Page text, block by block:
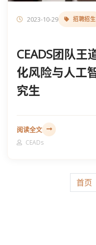
2023-10-29 招聘招生
CEADS团队王
化风险与人工
究生
阅读全文
CEADs
首页